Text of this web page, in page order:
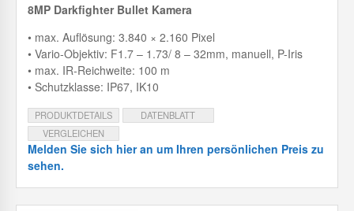
8MP Darkfighter Bullet Kamera
• max. Auflösung: 3.840 × 2.160 Pixel
• Vario-Objektiv: F1.7 – 1.73/ 8 – 32mm, manuell, P-Iris
• max. IR-Reichweite: 100 m
• Schutzklasse: IP67, IK10
PRODUKTDETAILS
DATENBLATT
VERGLEICHEN
Melden Sie sich hier an um Ihren persönlichen Preis zu
sehen.